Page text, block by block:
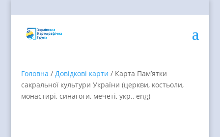
Головна / Довідкові карти / Карта Пам’ятки
сакральної культури України (церкви, костьоли,
монастирі, синагоги, мечеті, укр., eng)